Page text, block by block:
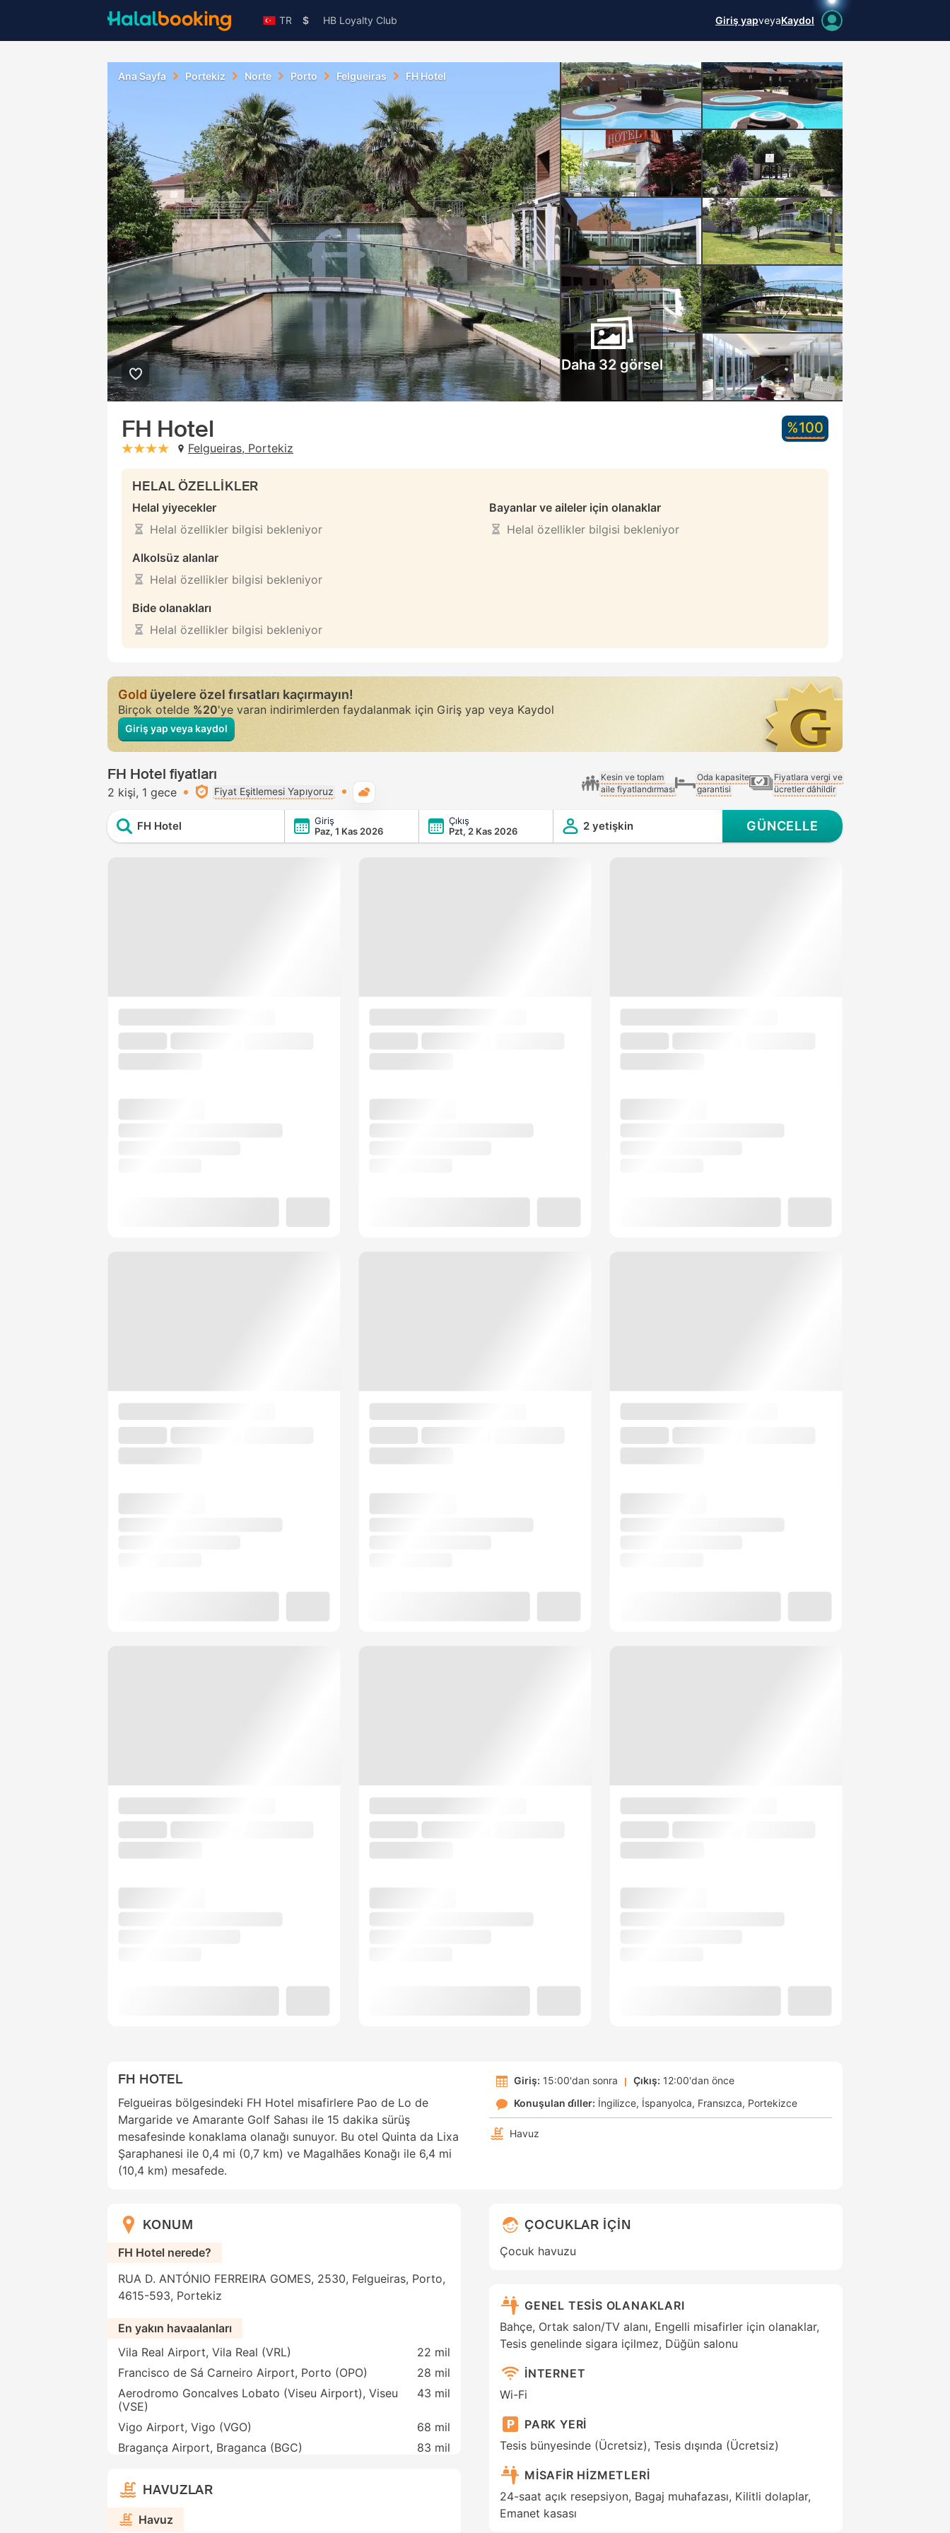
TR $ HB Loyalty Club Giriş yapveyaKaydol
Ana Sayfa Portekiz Norte Porto Felgueiras FH Hotel
Daha 32 görsel
FH Hotel
stars: 4Felgueiras, Portekiz
%100
HELAL ÖZELLİKLER
Helal yiyecekler
Helal özellikler bilgisi bekleniyor
Alkolsüz alanlar
Helal özellikler bilgisi bekleniyor
Bide olanakları
Helal özellikler bilgisi bekleniyor
Bayanlar ve aileler için olanaklar
Helal özellikler bilgisi bekleniyor
Goldüyelere özel fırsatları kaçırmayın!
Birçok otelde%20'ye varan indirimlerden faydalanmak için Giriş yap veya Kaydol
Giriş yap veya kaydol
FH Hotel fiyatları
2 kişi 1 gece Fiyat Eşitlemesi Yapıyoruz
Kesin ve toplam
aile fiyatlandırması
Oda kapasite
garantisi
Fiyatlara vergi ve
ücretler dâhildir
FH Hotel
Giriş
Paz, 1 Kas 2026
Çıkış
Pzt, 2 Kas 2026
2 yetişkin GÜNCELLE
FH HOTEL
Felgueiras bölgesindeki FH Hotel misafirlere Pao de Lo de
Margaride ve Amarante Golf Sahası ile 15 dakika sürüş
mesafesinde konaklama olanağı sunuyor. Bu otel Quinta da Lixa
Şaraphanesi ile 0,4 mi (0,7 km) ve Magalhães Konağı ile 6,4 mi
(10,4 km) mesafede.
Giriş: 15:00'dan sonra Çıkış: 12:00'dan önce
Konuşulan di̇ller: İngilizce İspanyolca Fransızca Portekizce
Havuz
KONUM
FH Hotel nerede?
RUA D. ANTÓNIO FERREIRA GOMES, 2530, Felgueiras, Porto,
4615-593, Portekiz
En yakın havaalanları
Vila Real Airport, Vila Real (VRL)
22 mil
Francisco de Sá Carneiro Airport, Porto (OPO)
28 mil
Aerodromo Goncalves Lobato (Viseu Airport), Viseu
(VSE)
43 mil
Vigo Airport, Vigo (VGO)
68 mil
Bragança Airport, Braganca (BGC)
83 mil
HAVUZLAR
Havuz
ÇOCUKLAR İÇİN
Çocuk havuzu
GENEL TESİS OLANAKLARI
Bahçe, Ortak salon/TV alanı, Engelli misafirler için olanaklar,
Tesis genelinde sigara içilmez, Düğün salonu
İNTERNET
Wi-Fi
PARK YERİ
Tesis bünyesinde (Ücretsiz), Tesis dışında (Ücretsiz)
MİSAFİR HİZMETLERİ
24-saat açık resepsiyon, Bagaj muhafazası, Kilitli dolaplar,
Emanet kasası